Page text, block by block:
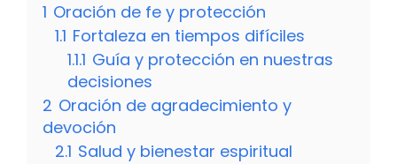
1 Oración de fe y protección
1.1 Fortaleza en tiempos difíciles
1.1.1 Guía y protección en nuestras
decisiones
2 Oración de agradecimiento y
devoción
2.1 Salud y bienestar espiritual